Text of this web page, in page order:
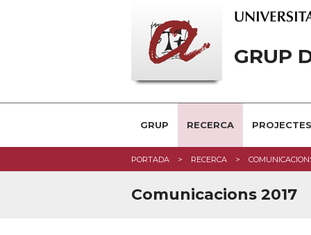
GRUP
GRUP RECERCA PROJECTES
PORTADA RECERCA
Comunicacions 2017